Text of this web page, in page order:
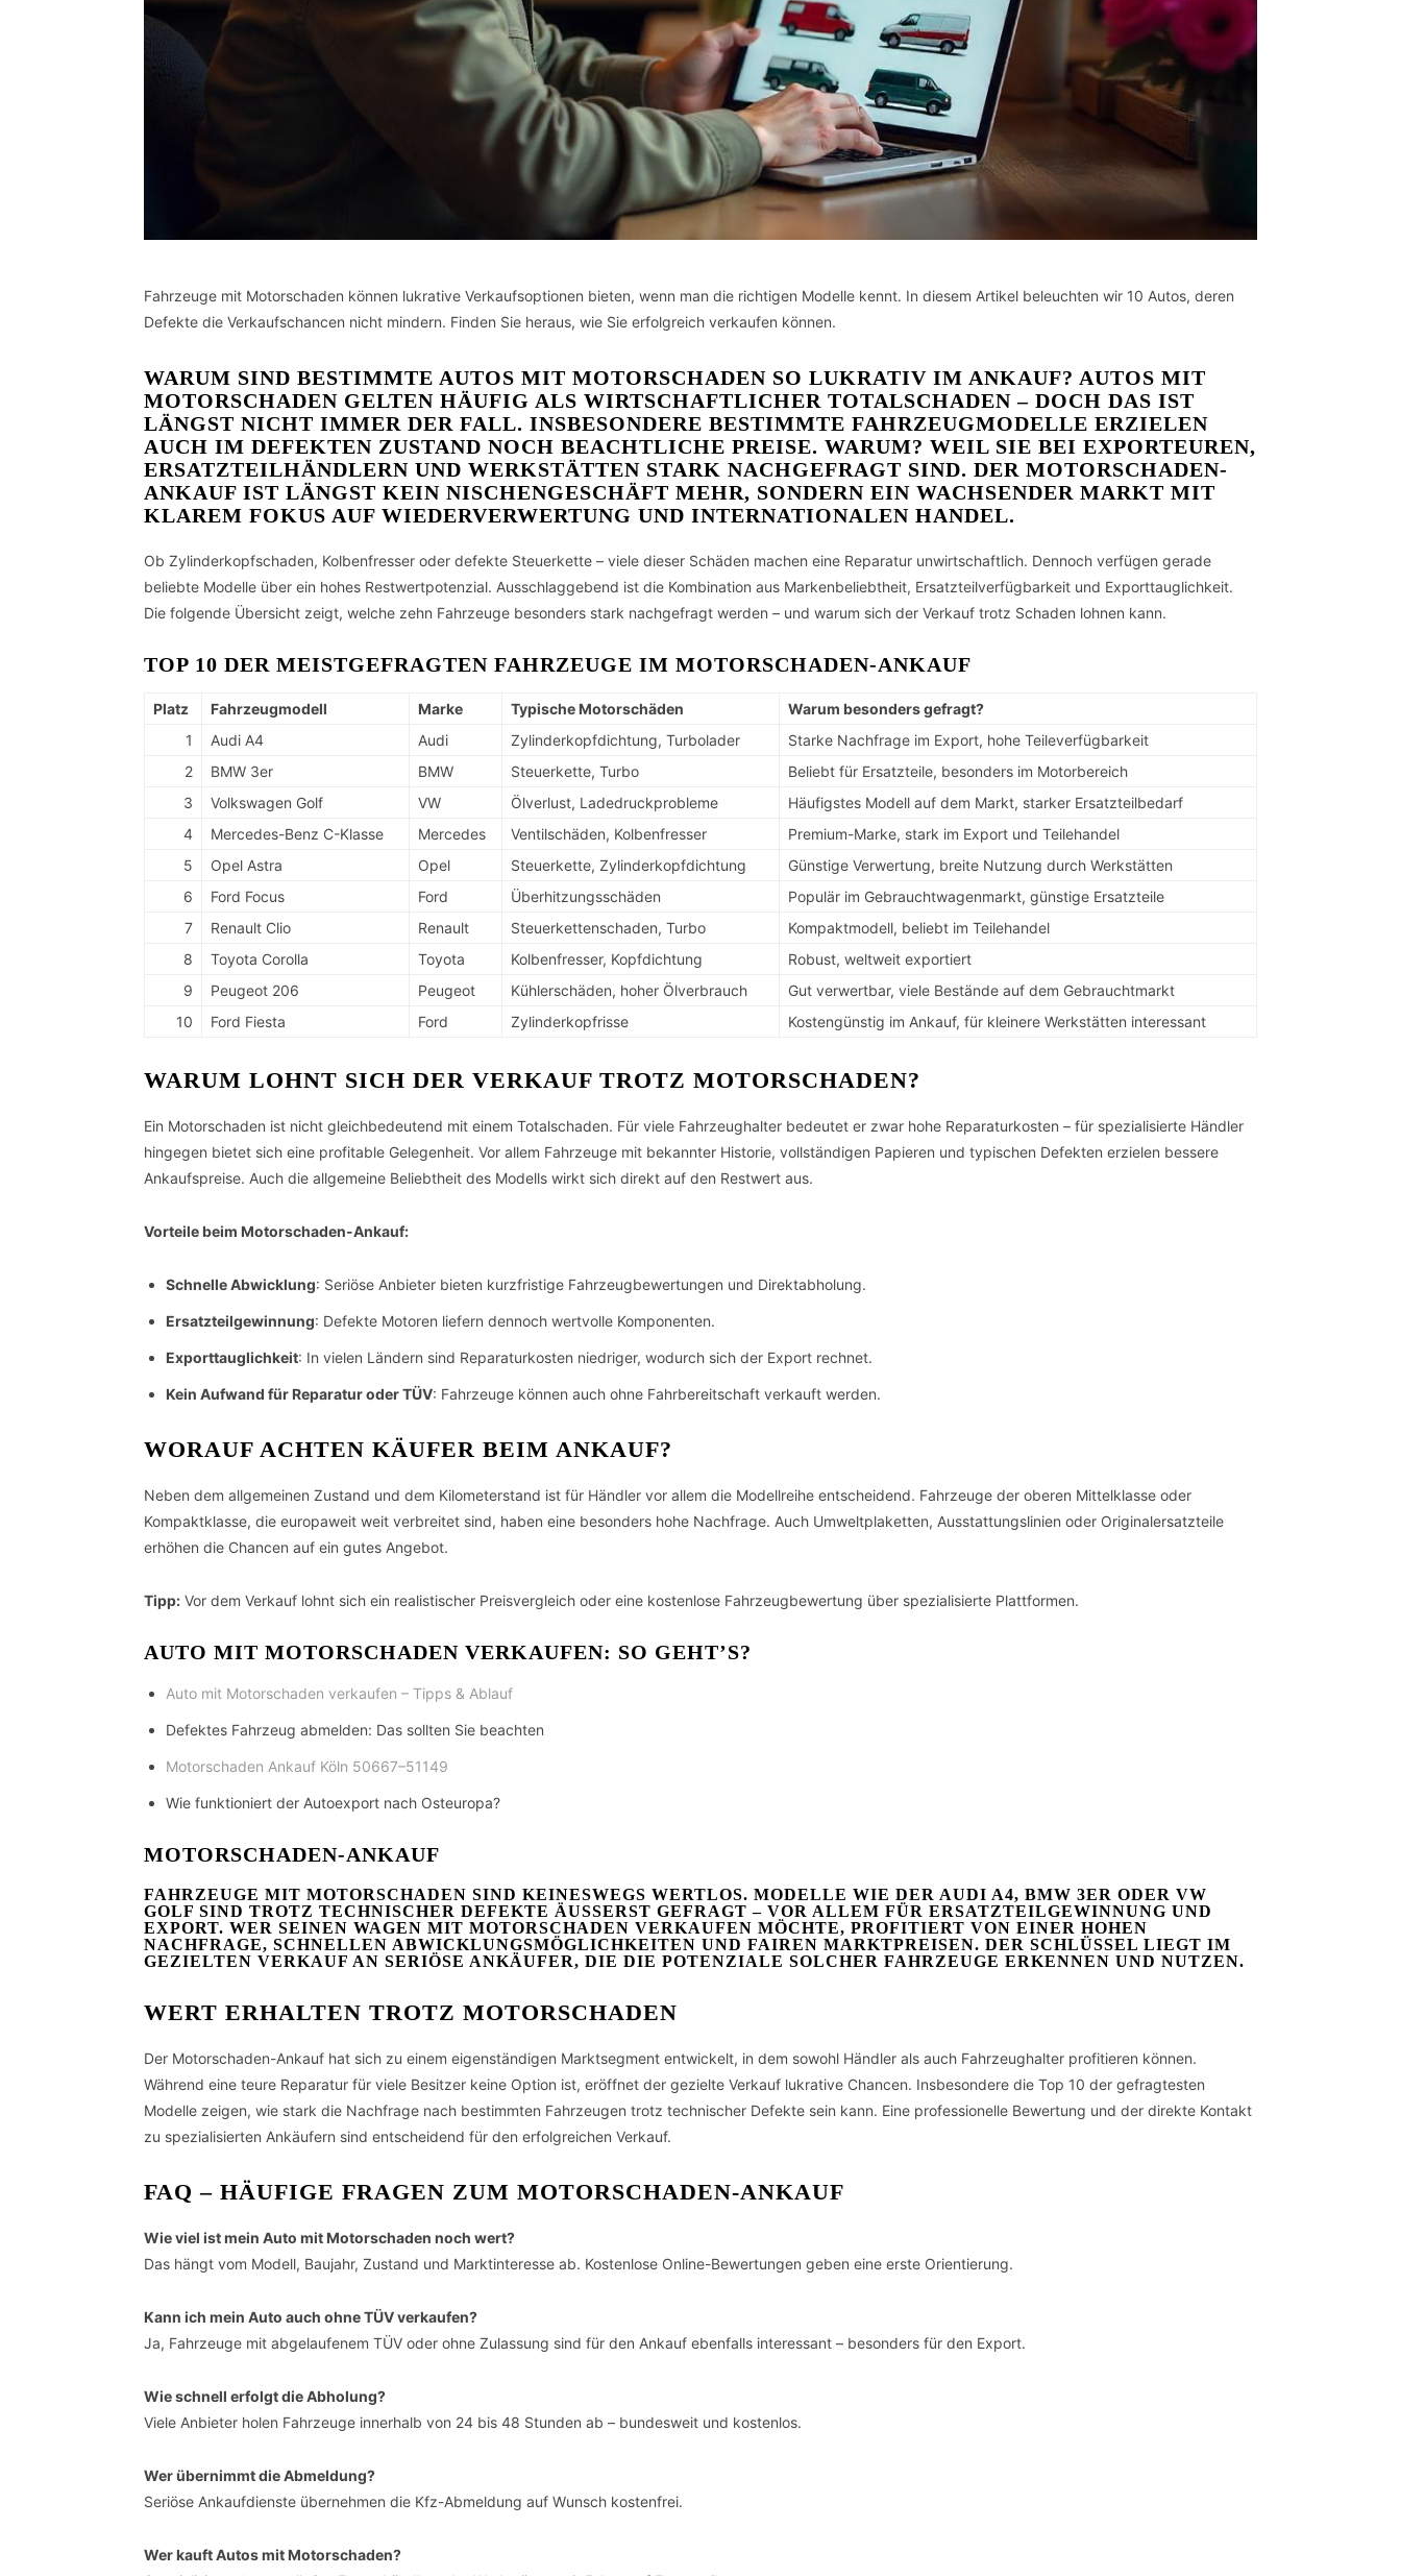
Fahrzeuge mit Motorschaden können lukrative Verkaufsoptionen bieten, wenn man die richtigen Modelle kennt. In diesem Artikel beleuchten wir 10 Autos, deren
Defekte die Verkaufschancen nicht mindern. Finden Sie heraus, wie Sie erfolgreich verkaufen können.
WARUM SIND BESTIMMTE AUTOS MIT MOTORSCHADEN SO LUKRATIV IM ANKAUF? AUTOS MIT
MOTORSCHADEN GELTEN HÄUFIG ALS WIRTSCHAFTLICHER TOTALSCHADEN – DOCH DAS IST
LÄNGST NICHT IMMER DER FALL. INSBESONDERE BESTIMMTE FAHRZEUGMODELLE ERZIELEN
AUCH IM DEFEKTEN ZUSTAND NOCH BEACHTLICHE PREISE. WARUM? WEIL SIE BEI EXPORTEUREN,
ERSATZTEILHÄNDLERN UND WERKSTÄTTEN STARK NACHGEFRAGT SIND. DER MOTORSCHADEN-
ANKAUF IST LÄNGST KEIN NISCHENGESCHÄFT MEHR, SONDERN EIN WACHSENDER MARKT MIT
KLAREM FOKUS AUF WIEDERVERWERTUNG UND INTERNATIONALEN HANDEL.
Ob Zylinderkopfschaden, Kolbenfresser oder defekte Steuerkette – viele dieser Schäden machen eine Reparatur unwirtschaftlich. Dennoch verfügen gerade
beliebte Modelle über ein hohes Restwertpotenzial. Ausschlaggebend ist die Kombination aus Markenbeliebtheit, Ersatzteilverfügbarkeit und Exporttauglichkeit.
Die folgende Übersicht zeigt, welche zehn Fahrzeuge besonders stark nachgefragt werden – und warum sich der Verkauf trotz Schaden lohnen kann.
TOP 10 DER MEISTGEFRAGTEN FAHRZEUGE IM MOTORSCHADEN-ANKAUF
Platz Fahrzeugmodell Marke Typische Motorschäden
Warum besonders gefragt?
1
Audi A4 Audi Zylinderkopfdichtung, Turbolader
Starke Nachfrage im Export, hohe Teileverfügbarkeit
2
BMW 3er BMW Steuerkette, Turbo
Beliebt für Ersatzteile, besonders im Motorbereich
3
Volkswagen Golf VW Ölverlust, Ladedruckprobleme
Häufigstes Modell auf dem Markt, starker Ersatzteilbedarf
4
Mercedes-Benz C-Klasse Mercedes Ventilschäden, Kolbenfresser
Premium-Marke, stark im Export und Teilehandel
5
Opel Astra Opel Steuerkette, Zylinderkopfdichtung
Günstige Verwertung, breite Nutzung durch Werkstätten
6
Ford Focus Ford Überhitzungsschäden
Populär im Gebrauchtwagenmarkt, günstige Ersatzteile
7
Renault Clio Renault Steuerkettenschaden, Turbo
Kompaktmodell, beliebt im Teilehandel
8
Toyota Corolla Toyota Kolbenfresser, Kopfdichtung
Robust, weltweit exportiert
9
Peugeot 206 Peugeot Kühlerschäden, hoher Ölverbrauch
Gut verwertbar, viele Bestände auf dem Gebrauchtmarkt
10
Ford Fiesta Ford Zylinderkopfrisse Kostengünstig im Ankauf, für kleinere Werkstätten interessant
WARUM LOHNT SICH DER VERKAUF TROTZ MOTORSCHADEN?
Ein Motorschaden ist nicht gleichbedeutend mit einem Totalschaden. Für viele Fahrzeughalter bedeutet er zwar hohe Reparaturkosten – für spezialisierte Händler
hingegen bietet sich eine profitable Gelegenheit. Vor allem Fahrzeuge mit bekannter Historie, vollständigen Papieren und typischen Defekten erzielen bessere
Ankaufspreise. Auch die allgemeine Beliebtheit des Modells wirkt sich direkt auf den Restwert aus.
Vorteile beim Motorschaden-Ankauf:
Schnelle Abwicklung: Seriöse Anbieter bieten kurzfristige Fahrzeugbewertungen und Direktabholung.
Ersatzteilgewinnung: Defekte Motoren liefern dennoch wertvolle Komponenten.
Exporttauglichkeit: In vielen Ländern sind Reparaturkosten niedriger, wodurch sich der Export rechnet.
Kein Aufwand für Reparatur oder TÜV: Fahrzeuge können auch ohne Fahrbereitschaft verkauft werden.
WORAUF ACHTEN KÄUFER BEIM ANKAUF?
Neben dem allgemeinen Zustand und dem Kilometerstand ist für Händler vor allem die Modellreihe entscheidend. Fahrzeuge der oberen Mittelklasse oder
Kompaktklasse, die europaweit weit verbreitet sind, haben eine besonders hohe Nachfrage. Auch Umweltplaketten, Ausstattungslinien oder Originalersatzteile
erhöhen die Chancen auf ein gutes Angebot.
Tipp: Vor dem Verkauf lohnt sich ein realistischer Preisvergleich oder eine kostenlose Fahrzeugbewertung über spezialisierte Plattformen.
AUTO MIT MOTORSCHADEN VERKAUFEN: SO GEHT’S?
Auto mit Motorschaden verkaufen – Tipps & Ablauf
Defektes Fahrzeug abmelden: Das sollten Sie beachten
Motorschaden Ankauf Köln 50667–51149
Wie funktioniert der Autoexport nach Osteuropa?
MOTORSCHADEN-ANKAUF
FAHRZEUGE MIT MOTORSCHADEN SIND KEINESWEGS WERTLOS. MODELLE WIE DER AUDI A4, BMW 3ER ODER VW
GOLF SIND TROTZ TECHNISCHER DEFEKTE ÄUSSERST GEFRAGT – VOR ALLEM FÜR ERSATZTEILGEWINNUNG UND E
XPORT. WER SEINEN WAGEN MIT MOTORSCHADEN VERKAUFEN MÖCHTE, PROFITIERT VON EINER HOHEN N
ACHFRAGE, SCHNELLEN ABWICKLUNGSMÖGLICHKEITEN UND FAIREN MARKTPREISEN. DER SCHLÜSSEL LIEGT IM G
EZIELTEN VERKAUF AN SERIÖSE ANKÄUFER, DIE DIE POTENZIALE SOLCHER FAHRZEUGE ERKENNEN UND NUTZEN.
WERT ERHALTEN TROTZ MOTORSCHADEN
Der Motorschaden-Ankauf hat sich zu einem eigenständigen Marktsegment entwickelt, in dem sowohl Händler als auch Fahrzeughalter profitieren können.
Während eine teure Reparatur für viele Besitzer keine Option ist, eröffnet der gezielte Verkauf lukrative Chancen. Insbesondere die Top 10 der gefragtesten
Modelle zeigen, wie stark die Nachfrage nach bestimmten Fahrzeugen trotz technischer Defekte sein kann. Eine professionelle Bewertung und der direkte Kontakt
zu spezialisierten Ankäufern sind entscheidend für den erfolgreichen Verkauf.
FAQ – HÄUFIGE FRAGEN ZUM MOTORSCHADEN-ANKAUF
Wie viel ist mein Auto mit Motorschaden noch wert?
Das hängt vom Modell, Baujahr, Zustand und Marktinteresse ab. Kostenlose Online-Bewertungen geben eine erste Orientierung.
Kann ich mein Auto auch ohne TÜV verkaufen?
Ja, Fahrzeuge mit abgelaufenem TÜV oder ohne Zulassung sind für den Ankauf ebenfalls interessant – besonders für den Export.
Wie schnell erfolgt die Abholung?
Viele Anbieter holen Fahrzeuge innerhalb von 24 bis 48 Stunden ab – bundesweit und kostenlos.
Wer übernimmt die Abmeldung?
Seriöse Ankaufdienste übernehmen die Kfz-Abmeldung auf Wunsch kostenfrei.
Wer kauft Autos mit Motorschaden?